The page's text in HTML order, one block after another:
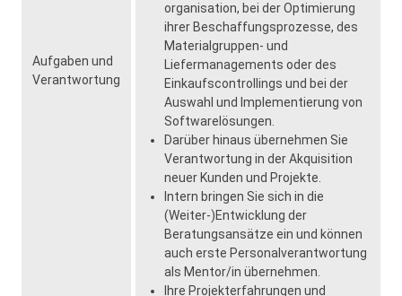
Aufgaben und
Verantwortung
organisation, bei der Optimierung
ihrer Beschaffungsprozesse, des
Materialgruppen- und
Liefermanagements oder des
Einkaufscontrollings und bei der
Auswahl und Implementierung von
Softwarelösungen.
Darüber hinaus übernehmen Sie
Verantwortung in der Akquisition
neuer Kunden und Projekte.
Intern bringen Sie sich in die
(Weiter-)Entwicklung der
Beratungsansätze ein und können
auch erste Personalverantwortung
als Mentor/in übernehmen.
Ihre Projekterfahrungen und